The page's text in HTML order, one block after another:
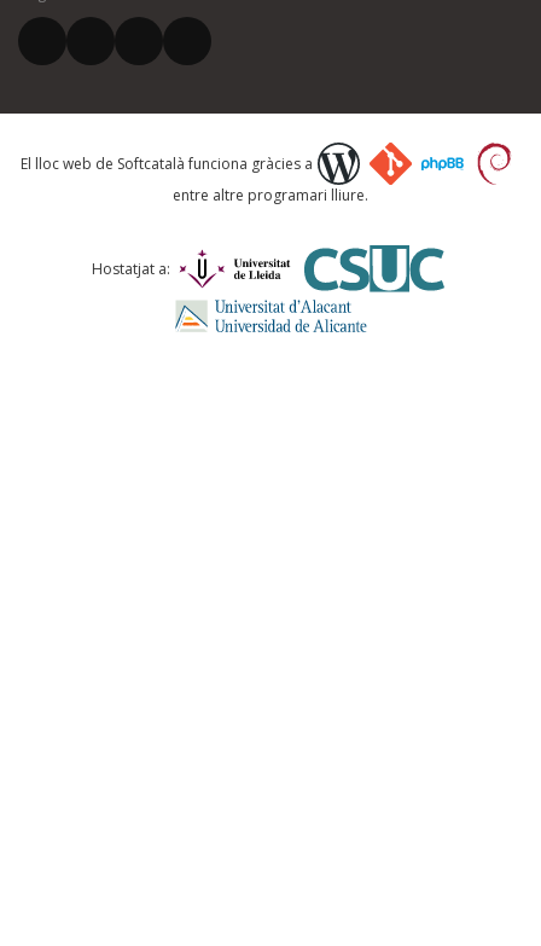
El vostre correu electrònic *
Què proposeu?
Comentari *
El lloc web de Softcatalà funciona gràcies a
entre altre programari lliure.
Hostatjat a: